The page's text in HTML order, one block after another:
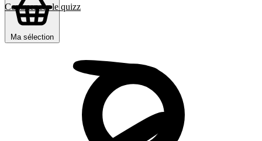
Ma sélection
Commencer le quizz